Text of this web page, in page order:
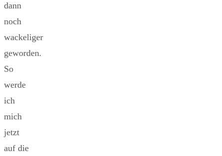
dann
noch
wackeliger
geworden.
So
werde
ich
mich
jetzt
auf die